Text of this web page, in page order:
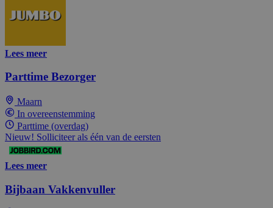
Lees meer
Parttime Bezorger
Maarn
In overeenstemming
Parttime (overdag)
Nieuw! Solliciteer als één van de eersten
Lees meer
Bijbaan Vakkenvuller